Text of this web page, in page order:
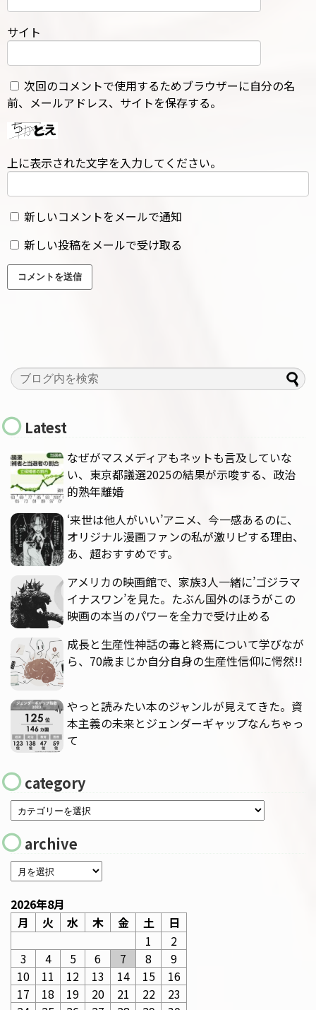
サイト
次回のコメントで使用するためブラウザーに自分の名
前、メールアドレス、サイトを保存する。
上に表示された文字を入力してください。
新しいコメントをメールで通知
新しい投稿をメールで受け取る
Latest
なぜがマスメディアもネットも言及していな
い、東京都議選2025の結果が示唆する、政治
的熟年離婚
‘来世は他人がいい’アニメ、今一感あるのに、
オリジナル漫画ファンの私が激リピする理由、
あ、超おすすめです。
アメリカの映画館で、家族3人一緒に’ゴジラマ
イナスワン’を見た。たぶん国外のほうがこの
映画の本当のパワーを全力で受け止める
成長と生産性神話の毒と終焉について学びなが
ら、70歳まじか自分自身の生産性信仰に愕然!!
やっと読みたい本のジャンルが見えてきた。資
本主義の未来とジェンダーギャップなんちゃっ
て
category
archive
2026年8月
月
火 水 木 金 土
日
1
2
3
4 5 6 7 8
9
10
11 12 13 14 15
16
17
18 19 20 21 22
23